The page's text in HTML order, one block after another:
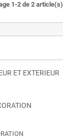
ET EXTERIEUR
1-2 de 2 article(s)